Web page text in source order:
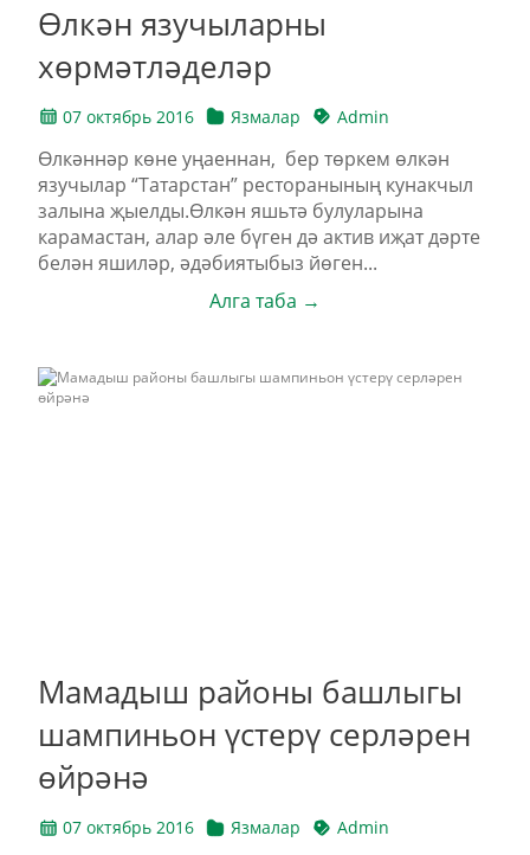
Өлкән язучыларны
хөрмәтләделәр
07 октябрь 2016 Язмалар Admin
Өлкәннәр көне уңаеннан, бер төркем өлкән
язучылар “Татарстан” ресторанының кунакчыл
залына җыелды.Өлкән яшьтә булуларына
карамастан, алар әле бүген дә актив иҗат дәрте
белән яшиләр, әдәбиятыбыз йөген...
Алга таба →
Мамадыш районы башлыгы
шампиньон үстерү серләрен
өйрәнә
07 октябрь 2016 Язмалар Admin